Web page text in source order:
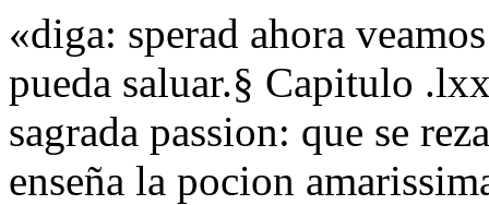
«diga: sperad ahora
pueda saluar.§ Capitulo
sagrada passion: que se
enseña la pocion